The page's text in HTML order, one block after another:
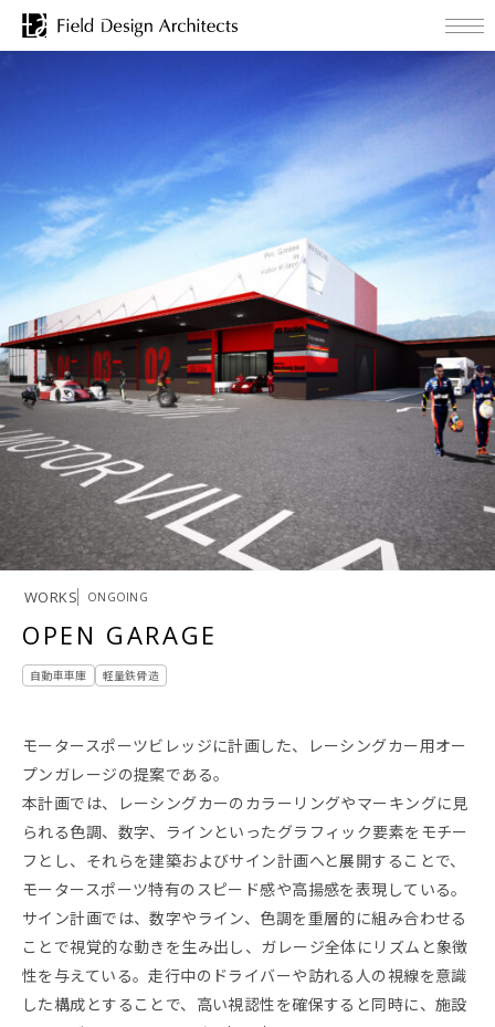
WORKS ONGOING
OPEN GARAGE
自動車車庫 軽量鉄骨造
モータースポーツビレッジに計画した、レーシングカー用オー
プンガレージの提案である。
本計画では、レーシングカーのカラーリングやマーキングに見
られる色調、数字、ラインといったグラフィック要素をモチー
フとし、それらを建築およびサイン計画へと展開することで、
モータースポーツ特有のスピード感や高揚感を表現している。
サイン計画では、数字やライン、色調を重層的に組み合わせる
ことで視覚的な動きを生み出し、ガレージ全体にリズムと象徴
性を与えている。走行中のドライバーや訪れる人の視線を意識
した構成とすることで、高い視認性を確保すると同時に、施設